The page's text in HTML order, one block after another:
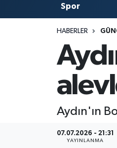
Spor
HABERLER
Aydın'ın
07.07.2026 - 21:31
YAYINLANMA
Resmi İlanlar
Si̇yaset
Tüm Manşetler
Son Dakika Haberleri
Haber Arşivi